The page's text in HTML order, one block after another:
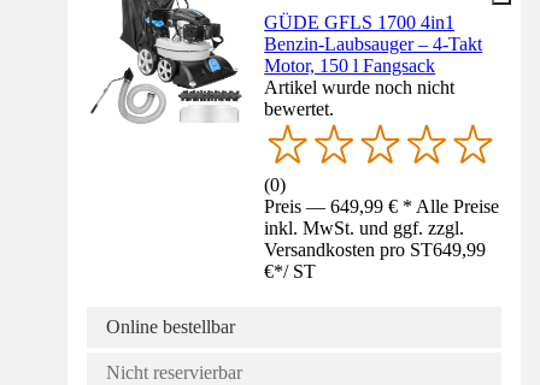
GÜDE GFLS 1700 4in1
Benzin-Laubsauger – 4-Takt
Motor, 150 l Fangsack
Artikel wurde noch nicht
bewertet.
(0)
Preis — 649,99 € * Alle Preise
inkl. MwSt. und ggf. zzgl.
Versandkosten pro ST649,99
€*/ ST
Online bestellbar
Nicht reservierbar